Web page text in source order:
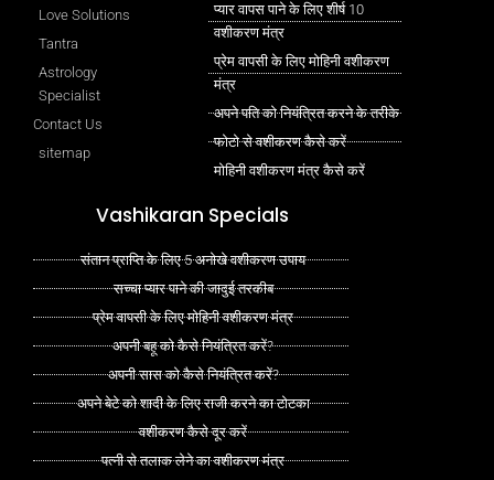
Love Solutions
Tantra
Astrology
Specialist
Contact Us
sitemap
प्यार वापस पाने के लिए शीर्ष 10
वशीकरण मंत्र
प्रेम वापसी के लिए मोहिनी वशीकरण
मंत्र
अपने पति को नियंत्रित करने के तरीके
फोटो से वशीकरण कैसे करें
मोहिनी वशीकरण मंत्र कैसे करें
Vashikaran Specials
संतान प्राप्ति के लिए 5 अनोखे वशीकरण उपाय
सच्चा प्यार पाने की जादुई तरकीब
प्रेम वापसी के लिए मोहिनी वशीकरण मंत्र
अपनी बहू को कैसे नियंत्रित करें?
अपनी सास को कैसे नियंत्रित करें?
अपने बेटे को शादी के लिए राजी करने का टोटका
वशीकरण कैसे दूर करें
पत्नी से तलाक लेने का वशीकरण मंत्र